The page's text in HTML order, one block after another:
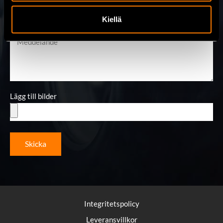
Kiellä
Lägg till bilder
Skicka
Integritetspolicy
Leveransvillkor